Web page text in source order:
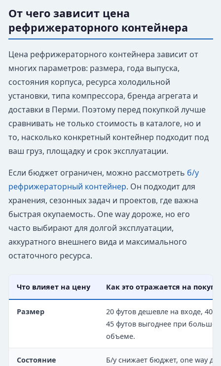
От чего зависит цена
рефрижераторного контейнера
Цена рефрижераторного контейнера зависит от
многих параметров: размера, года выпуска,
состояния корпуса, ресурса холодильной
установки, типа компрессора, бренда агрегата и
доставки в Перми. Поэтому перед покупкой лучше
сравнивать не только стоимость в каталоге, но и
то, насколько конкретный контейнер подходит под
ваш груз, площадку и срок эксплуатации.
Если бюджет ограничен, можно рассмотреть б/у
рефрижераторный контейнер. Он подходит для
хранения, сезонных задач и проектов, где важна
быстрая окупаемость. One way дороже, но его
часто выбирают для долгой эксплуатации,
аккуратного внешнего вида и максимального
остаточного ресурса.
Что влияет на цену Как это отражается на
Размер
20 футов дешевле на входе, 40 и
45 футов выгоднее при
объеме.
Состояние
Б/у снижает бюджет, one way